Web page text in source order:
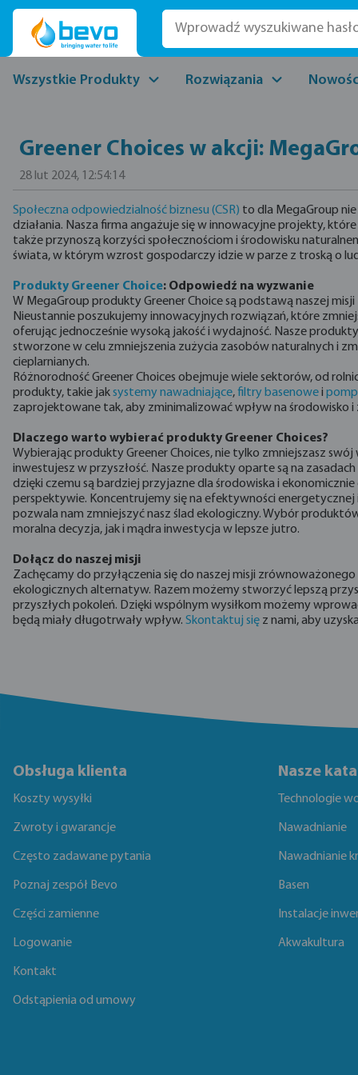
do głównej zawartości
Przejdź do wyszukiwania
Przejdź do głównej nawigacji
Wszystkie Produkty Rozwiązania
Greener Choices w akcji:
28 lut 2024, 12:54:14
Społeczna odpowiedzialność biznesu (CSR) to dla MegaGroup
działania. Nasza firma angażuje się w innowacyjne projekty,
także przynoszą korzyści społecznościom i środowisku
świata, w którym wzrost gospodarczy idzie w parze z troską o
Produkty Greener Choice: Odpowiedź na wyzwanie
W MegaGroup produkty Greener Choice są podstawą naszej
Nieustannie poszukujemy innowacyjnych rozwiązań, które
oferując jednocześnie wysoką jakość i wydajność. Nasze
stworzone w celu zmniejszenia zużycia zasobów naturalnych i
cieplarnianych.
Różnorodność Greener Choices obejmuje wiele sektorów, od
produkty, takie jaksystemy nawadniające,filtry basenowei
zaprojektowane tak, aby zminimalizować wpływ na środowisko
Dlaczego warto wybierać produkty Greener Choices?
Wybierając produkty Greener Choices, nie tylko zmniejszasz
inwestujesz w przyszłość. Nasze produkty oparte są na
dzięki czemu są bardziej przyjazne dla środowiska i ekonomicznie
perspektywie. Koncentrujemy się na efektywności energetycznej
pozwala nam zmniejszyć nasz ślad ekologiczny. Wybór
moralna decyzja, jak i mądra inwestycja w lepsze jutro.
Dołącz do naszej misji
Zachęcamy do przyłączenia się do naszej misji
ekologicznych alternatyw. Razem możemy stworzyć lepszą
przyszłych pokoleń. Dzięki wspólnym wysiłkom możemy
będą miały długotrwały wpływ. Skontaktuj się z nami, aby
Obsługa klienta
Koszty wysyłki
Zwroty i gwarancje
Często zadawane pytania
Poznaj zespół Bevo
Części zamienne
Logowanie
Kontakt
Odstąpienia od umowy
Nasze
Technologie
Nawadnianie
Nawadnianie
Basen
Instalacje
Akwakultura